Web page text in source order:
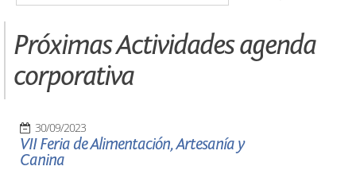
Próximas Actividades agenda
corporativa
30/09/2023
VII Feria de Alimentación, Artesanía y
Canina